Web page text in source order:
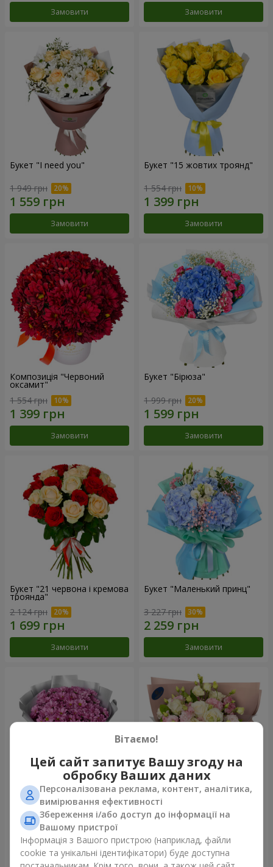
Замовити Замовити
Букет "I need you"
1 949 грн
Замовити
Букет "15 жовтих троянд"
1 554 грн
Замовити
Композиція "Червоний
оксамит"
1 554 грн
Замовити
Букет "Бірюза"
1 999 грн
Замовити
Букет "21 червона і кремова
троянда"
2 124 грн
Замовити
Букет "Маленький принц"
3 227 грн
Замовити
Букет "Твої хризантеми"
1 646 грн
Замовити
Букет "Пана Кота"
Замовити
Вітаємо!
Цей сайт запитує Вашу згоду на
обробку Ваших даних
Персоналізована реклама, контент, аналітика,
вимірювання ефективності
Збереження і/або доступ до інформації на
Вашому пристрої
Інформація з Вашого пристрою (наприклад, файли
cookie та унікальні ідентифікатори) буде доступна